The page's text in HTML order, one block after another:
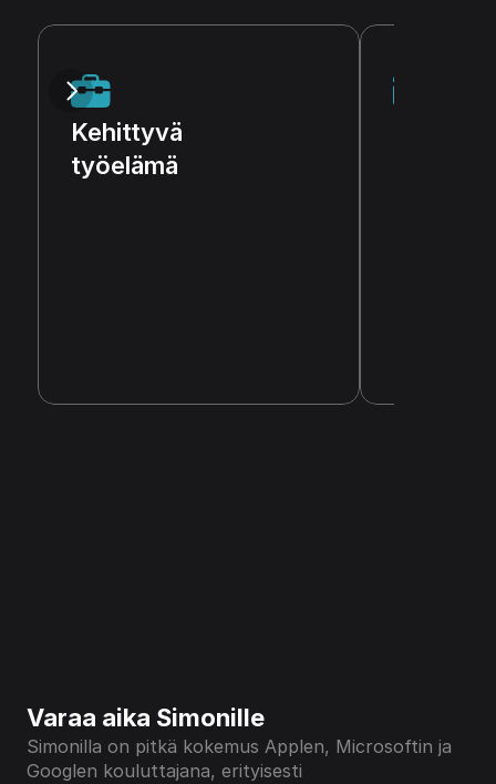
Varaa aika Simonille
Simonilla on pitkä kokemus Applen, Microsoftin ja
Googlen kouluttajana, erityisesti
Kehittyvä
työelämä